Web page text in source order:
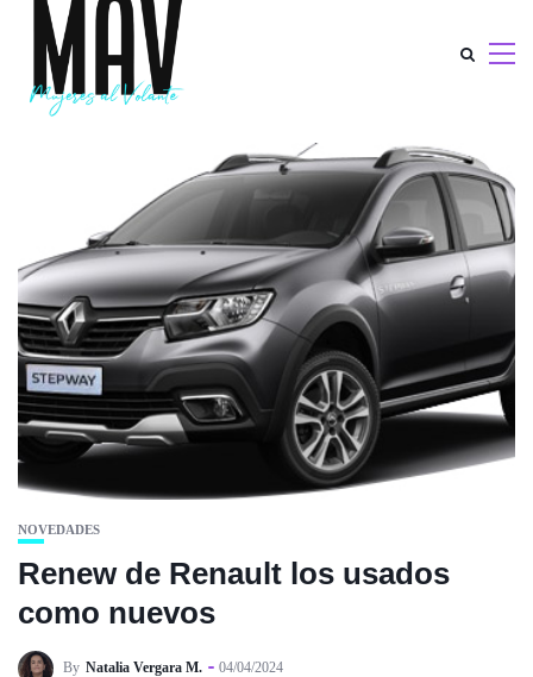
NOVEDADES
Renew de Renault los usados
como nuevos
By Natalia Vergara M. 04/04/2024